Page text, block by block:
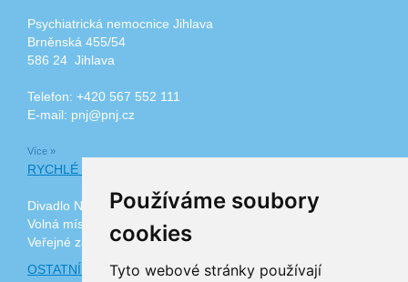
Používáme soubory
cookies
Tyto webové stránky používají
Psychiatrická nemocnice Jihlava
Brněnská 455/54
586 24 Jihlava
Telefon: +420 567 552 111
E-mail: pnj@pnj.cz
Více »
RYCHLÉ ODKAZY
Divadlo Na Kopečku
Volná místa
Veřejné zakázky
OSTATNÍ ODKAZY